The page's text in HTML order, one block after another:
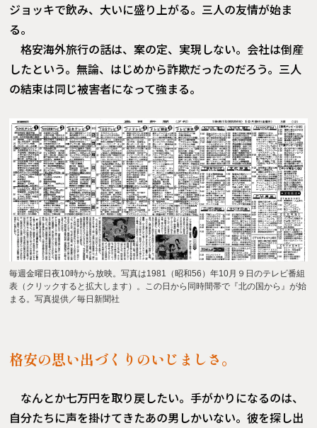
ジョッキで飲み、大いに盛り上がる。三人の友情が始ま
る。
格安海外旅行の話は、案の定、実現しない。会社は倒産
したという。無論、はじめから詐欺だったのだろう。三人
の結束は同じ被害者になって強まる。
毎週金曜日夜10時から放映。写真は1981（昭和56）年10月９日のテレビ番組
表（クリックすると拡大します）。この日から同時間帯で『北の国から』が始
まる。写真提供／毎日新聞社
格安の思い出づくりのいじましさ。
なんとか七万円を取り戻したい。手がかりになるのは、
自分たちに声を掛けてきたあの男しかいない。彼を探し出